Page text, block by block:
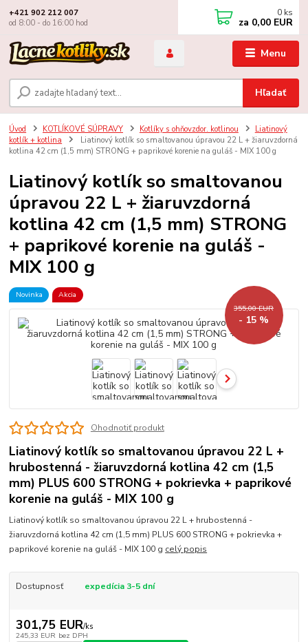
Menu
Hľadať
+421 902 212 007
od 8:00 - do 16:00 hod
0 ks
za 0,00 EUR
Úvod KOTLÍKOVÉ SÚPRAVY Kotlíky s ohňovzdor. kotlinou
Liatinový
kotlík + kotlina
Liatinový kotlík so smaltovanou úpravou 22 L + žiaruvzdorná
kotlina 42 cm (1,5 mm) STRONG + paprikové korenie na guláš - MIX 100 g
Liatinový kotlík so smaltovanou
úpravou 22 L + žiaruvzdorná
kotlina 42 cm (1,5 mm) STRONG
+ paprikové korenie na guláš -
MIX 100 g
Novinka
Akcia
355,00 EUR
- 15 %
Ohodnotiť produkt
Liatinový kotlík so smaltovanou úpravou 22 L +
hrubostenná - žiaruvzdorná kotlina 42 cm (1,5
mm) PLUS 600 STRONG + pokrievka + paprikové
korenie na guláš - MIX 100 g
Liatinový kotlík so smaltovanou úpravou 22 L + hrubostenná -
žiaruvzdorná kotlina 42 cm (1,5 mm) PLUS 600 STRONG + pokrievka +
paprikové korenie na guláš - MIX 100 g celý popis
Dostupnosť expedícia 3-5 dní
301,75 EUR/ks
245,33 EUR bez DPH